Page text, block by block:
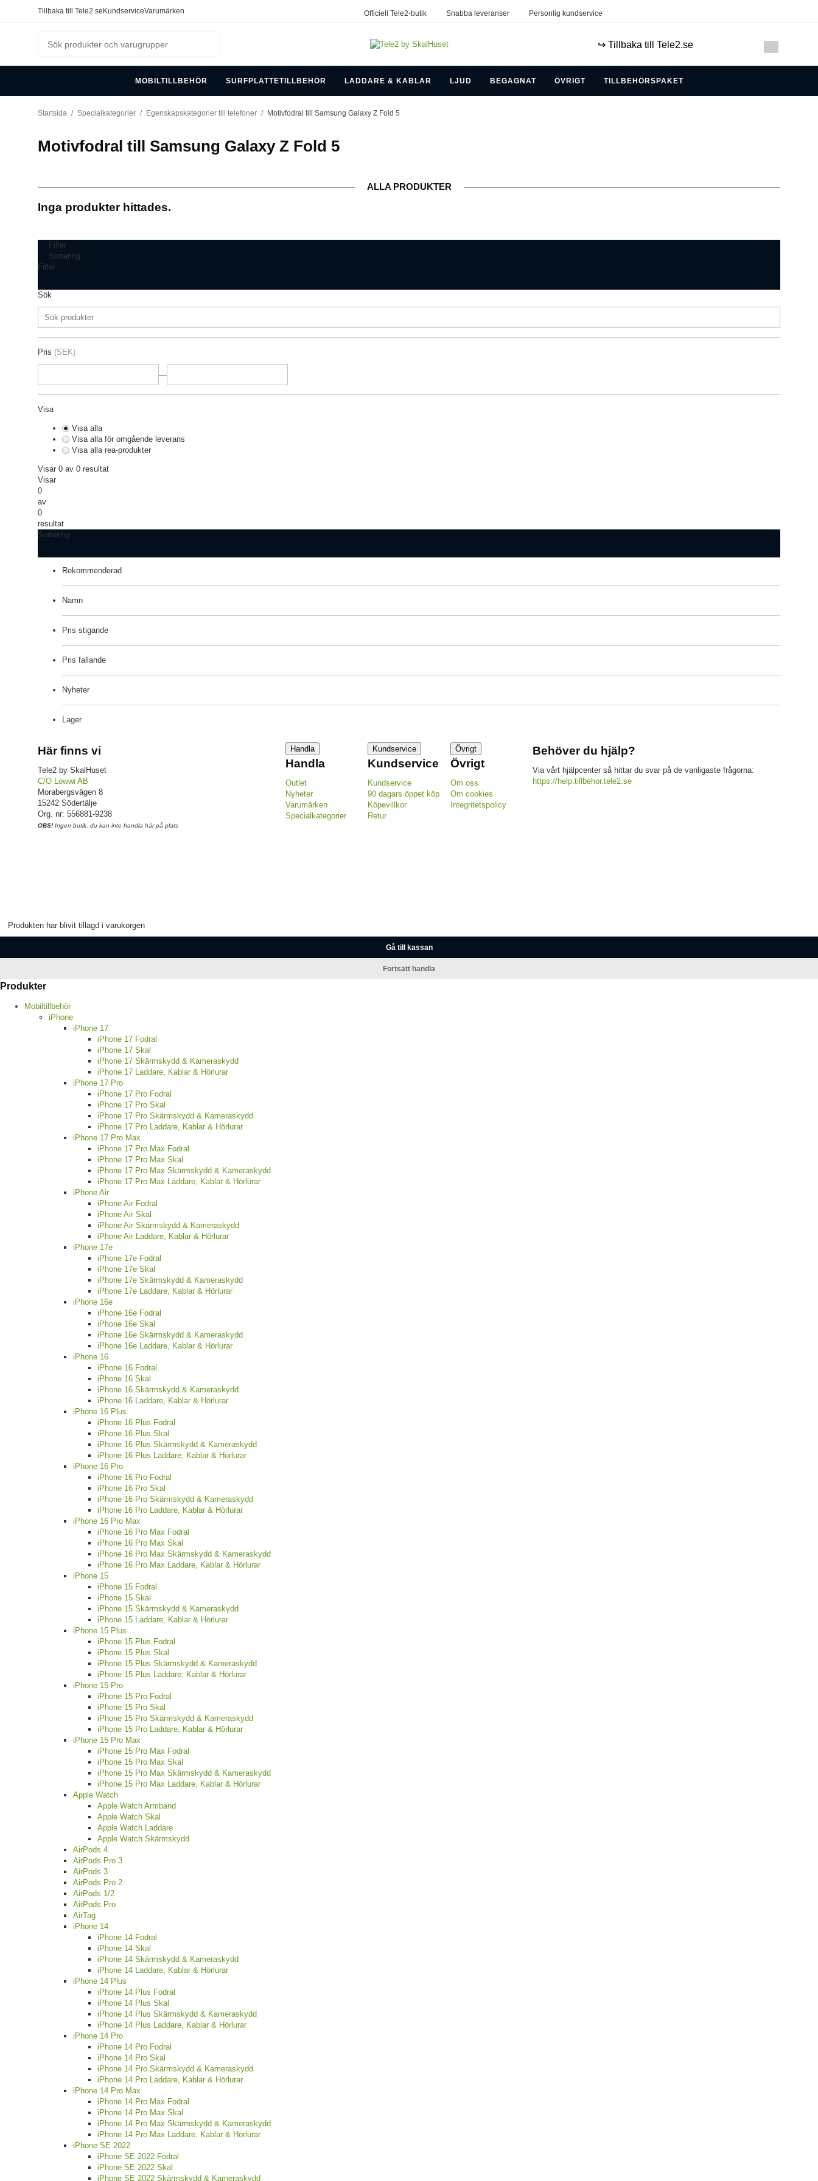
Tillbaka till Tele2.se KundserviceVarumärken Officiell Tele2-butik Snabba leveranser Personlig kundservice
↪️ Tillbaka till Tele2.se
MOBILTILLBEHÖR SURFPLATTETILLBEHÖR LADDARE & KABLAR LJUD BEGAGNAT ÖVRIGT TILLBEHÖRSPAKET
Startsida / Specialkategorier / Egenskapskategorier till telefoner / Motivfodral till Samsung Galaxy Z Fold 5
Motivfodral till Samsung Galaxy Z Fold 5
ALLA PRODUKTER
Inga produkter hittades.
Filter
Sortering
Filter
Sök
Pris (SEK)
—
Visa
Visa alla
Visa alla för omgående leverans
Visa alla rea-produkter
Visar 0 av 0 resultat
Visar
0
av
0
resultat
Sortering
Rekommenderad
Namn
Pris stigande
Pris fallande
Nyheter
Lager
Här finns vi
Tele2 by SkalHuset
C/O Lowwi AB
Morabergsvägen 8
15242 Södertälje
Org. nr: 556881-9238
OBS! Ingen butik, du kan inte handla här på plats
Handla
Handla
Outlet
Nyheter
Varumärken
Specialkategorier
Kundservice
Kundservice
Kundservice
90 dagars öppet köp
Köpevillkor
Retur
Övrigt
Övrigt
Om oss
Om cookies
Integritetspolicy
Behöver du hjälp?
Via vårt hjälpcenter så hittar du svar på de vanligaste frågorna:
https://help.tillbehor.tele2.se
Produkten har blivit tillagd i varukorgen
Gå till kassan
Fortsätt handla
Produkter
Mobiltillbehör
iPhone
iPhone 17
iPhone 17 Fodral
iPhone 17 Skal
iPhone 17 Skärmskydd & Kameraskydd
iPhone 17 Laddare, Kablar & Hörlurar
iPhone 17 Pro
iPhone 17 Pro Fodral
iPhone 17 Pro Skal
iPhone 17 Pro Skärmskydd & Kameraskydd
iPhone 17 Pro Laddare, Kablar & Hörlurar
iPhone 17 Pro Max
iPhone 17 Pro Max Fodral
iPhone 17 Pro Max Skal
iPhone 17 Pro Max Skärmskydd & Kameraskydd
iPhone 17 Pro Max Laddare, Kablar & Hörlurar
iPhone Air
iPhone Air Fodral
iPhone Air Skal
iPhone Air Skärmskydd & Kameraskydd
iPhone Air Laddare, Kablar & Hörlurar
iPhone 17e
iPhone 17e Fodral
iPhone 17e Skal
iPhone 17e Skärmskydd & Kameraskydd
iPhone 17e Laddare, Kablar & Hörlurar
iPhone 16e
iPhone 16e Fodral
iPhone 16e Skal
iPhone 16e Skärmskydd & Kameraskydd
iPhone 16e Laddare, Kablar & Hörlurar
iPhone 16
iPhone 16 Fodral
iPhone 16 Skal
iPhone 16 Skärmskydd & Kameraskydd
iPhone 16 Laddare, Kablar & Hörlurar
iPhone 16 Plus
iPhone 16 Plus Fodral
iPhone 16 Plus Skal
iPhone 16 Plus Skärmskydd & Kameraskydd
iPhone 16 Plus Laddare, Kablar & Hörlurar
iPhone 16 Pro
iPhone 16 Pro Fodral
iPhone 16 Pro Skal
iPhone 16 Pro Skärmskydd & Kameraskydd
iPhone 16 Pro Laddare, Kablar & Hörlurar
iPhone 16 Pro Max
iPhone 16 Pro Max Fodral
iPhone 16 Pro Max Skal
iPhone 16 Pro Max Skärmskydd & Kameraskydd
iPhone 16 Pro Max Laddare, Kablar & Hörlurar
iPhone 15
iPhone 15 Fodral
iPhone 15 Skal
iPhone 15 Skärmskydd & Kameraskydd
iPhone 15 Laddare, Kablar & Hörlurar
iPhone 15 Plus
iPhone 15 Plus Fodral
iPhone 15 Plus Skal
iPhone 15 Plus Skärmskydd & Kameraskydd
iPhone 15 Plus Laddare, Kablar & Hörlurar
iPhone 15 Pro
iPhone 15 Pro Fodral
iPhone 15 Pro Skal
iPhone 15 Pro Skärmskydd & Kameraskydd
iPhone 15 Pro Laddare, Kablar & Hörlurar
iPhone 15 Pro Max
iPhone 15 Pro Max Fodral
iPhone 15 Pro Max Skal
iPhone 15 Pro Max Skärmskydd & Kameraskydd
iPhone 15 Pro Max Laddare, Kablar & Hörlurar
Apple Watch
Apple Watch Armband
Apple Watch Skal
Apple Watch Laddare
Apple Watch Skärmskydd
AirPods 4
AirPods Pro 3
AirPods 3
AirPods Pro 2
AirPods 1/2
AirPods Pro
AirTag
iPhone 14
iPhone 14 Fodral
iPhone 14 Skal
iPhone 14 Skärmskydd & Kameraskydd
iPhone 14 Laddare, Kablar & Hörlurar
iPhone 14 Plus
iPhone 14 Plus Fodral
iPhone 14 Plus Skal
iPhone 14 Plus Skärmskydd & Kameraskydd
iPhone 14 Plus Laddare, Kablar & Hörlurar
iPhone 14 Pro
iPhone 14 Pro Fodral
iPhone 14 Pro Skal
iPhone 14 Pro Skärmskydd & Kameraskydd
iPhone 14 Pro Laddare, Kablar & Hörlurar
iPhone 14 Pro Max
iPhone 14 Pro Max Fodral
iPhone 14 Pro Max Skal
iPhone 14 Pro Max Skärmskydd & Kameraskydd
iPhone 14 Pro Max Laddare, Kablar & Hörlurar
iPhone SE 2022
iPhone SE 2022 Fodral
iPhone SE 2022 Skal
iPhone SE 2022 Skärmskydd & Kameraskydd